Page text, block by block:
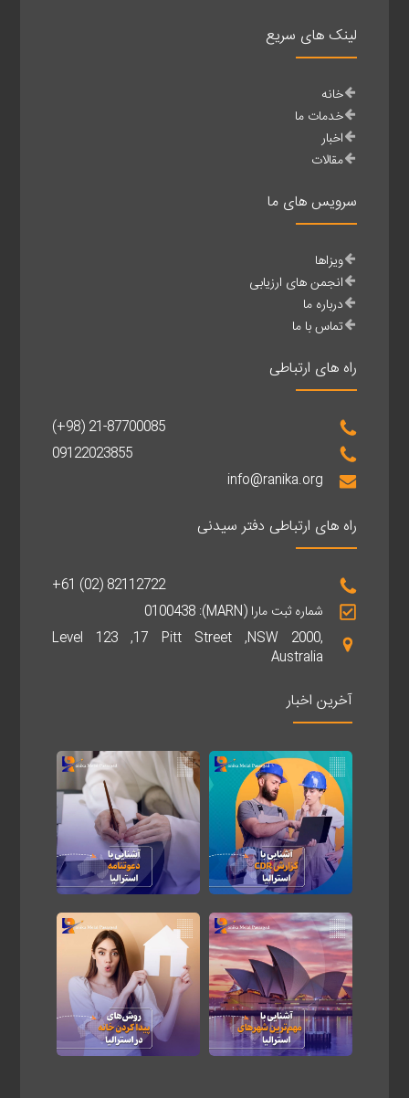
لینک های سریع
خانه
خدمات ما
اخبار
مقالات
سرویس های ما
ویزاها
انجمن های ارزیابی
درباره ما
تماس با ما
راه های ارتباطی
(+98) 21-87700085
09122023855
info@ranika.org
راه های ارتباطی دفتر سیدنی
+61 (02) 82112722
شماره ثبت مارا (MARN): 0100438
Level 123 ,17 Pitt Street ,NSW 2000,
Australia
آخرین اخبار